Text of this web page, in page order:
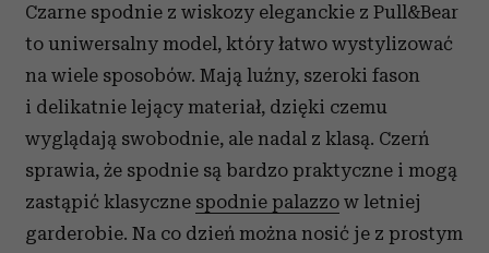
Czarne spodnie z wiskozy eleganckie z Pull&Bear
to uniwersalny model, który łatwo wystylizować
na wiele sposobów. Mają luźny, szeroki fason
i delikatnie lejący materiał, dzięki czemu
wyglądają swobodnie, ale nadal z klasą. Czerń
sprawia, że spodnie są bardzo praktyczne i mogą
zastąpić klasyczne spodnie palazzo w letniej
garderobie. Na co dzień można nosić je z prostym